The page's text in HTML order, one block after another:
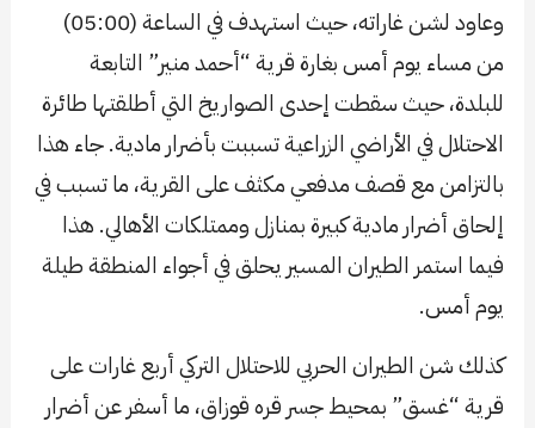
وعاود لشن غاراته، حيث استهدف في الساعة (05:00)
من مساء يوم أمس بغارة قرية “أحمد منير” التابعة
للبلدة، حيث سقطت إحدى الصواريخ التي أطلقتها طائرة
الاحتلال في الأراضي الزراعية تسببت بأضرار مادية. جاء هذا
بالتزامن مع قصف مدفعي مكثف على القرية، ما تسبب في
إلحاق أضرار مادية كبيرة بمنازل وممتلكات الأهالي. هذا
فيما استمر الطيران المسير يحلق في أجواء المنطقة طيلة
يوم أمس.
كذلك شن الطيران الحربي للاحتلال التركي أربع غارات على
قرية “غسق” بمحيط جسر قره قوزاق، ما أسفر عن أضرار